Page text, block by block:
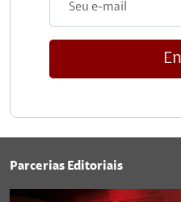
Parcerias Editoriais